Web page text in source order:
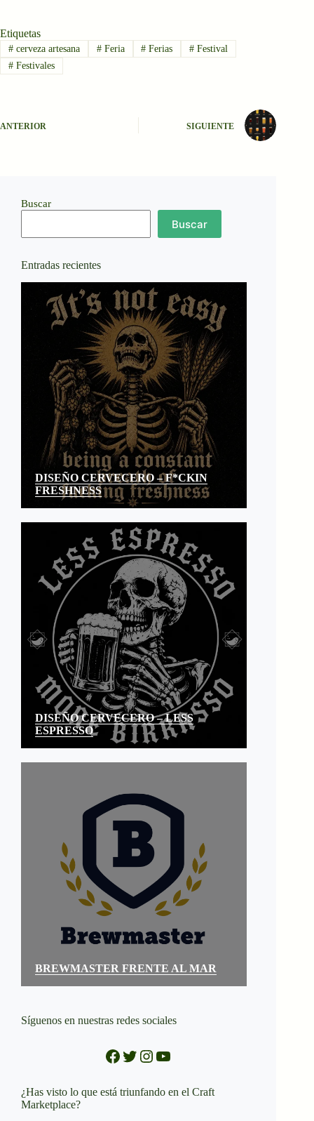
Etiquetas
#cerveza artesana #Feria # Ferias # Festival
#Festivales
ANTERIOR SIGUIENTE
Buscar
Buscar
Entradas recientes
DISEÑO CERVECERO – F*CKIN
FRESHNESS
DISEÑO CERVECERO – LESS
ESPRESSO
BREWMASTER FRENTE AL MAR
Síguenos en nuestras redes sociales
Facebook
Twitter
Instagram
YouTube
¿Has visto lo que está triunfando en el Craft
Marketplace?